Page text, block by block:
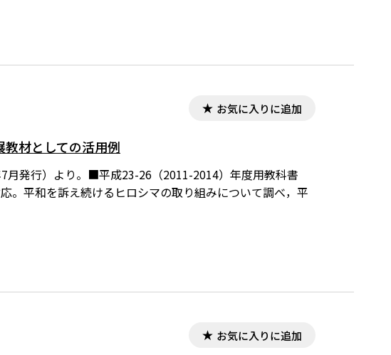
お気に入りに追加
材としての活用例
月発行）より。■平成23-26（2011-2014）年度用教科書
。平和を訴え続けるヒロシマの取り組みについて調べ，平
お気に入りに追加